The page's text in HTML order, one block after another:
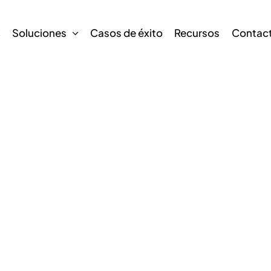
Soluciones Casos de éxito Recursos